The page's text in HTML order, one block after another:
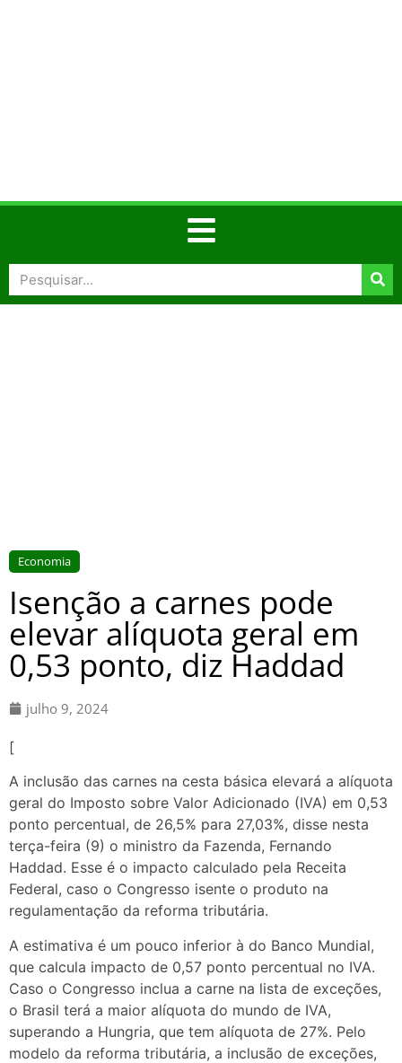
Economia
Isenção a carnes pode
elevar alíquota geral em
0,53 ponto, diz Haddad
julho 9, 2024
[
A inclusão das carnes na cesta básica elevará a alíquota
geral do Imposto sobre Valor Adicionado (IVA) em 0,53
ponto percentual, de 26,5% para 27,03%, disse nesta
terça-feira (9) o ministro da Fazenda, Fernando
Haddad. Esse é o impacto calculado pela Receita
Federal, caso o Congresso isente o produto na
regulamentação da reforma tributária.
A estimativa é um pouco inferior à do Banco Mundial,
que calcula impacto de 0,57 ponto percentual no IVA.
Caso o Congresso inclua a carne na lista de exceções,
o Brasil terá a maior alíquota do mundo de IVA,
superando a Hungria, que tem alíquota de 27%. Pelo
modelo da reforma tributária, a inclusão de exceções,